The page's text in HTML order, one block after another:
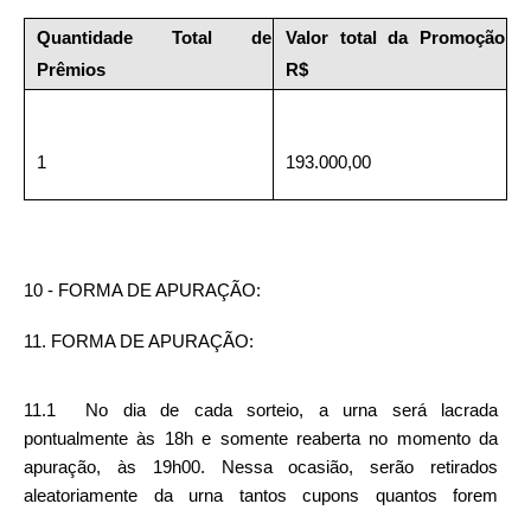
Quantidade Total de
Prêmios
Valor total da Promoção
R$
1 193.000,00
10 - FORMA DE APURAÇÃO:
11. FORMA DE APURAÇÃO:
11.1  No dia de cada sorteio, a urna será lacrada
pontualmente às 18h e somente reaberta no momento da
apuração, às 19h00. Nessa ocasião, serão retirados
aleatoriamente da urna tantos cupons quantos forem